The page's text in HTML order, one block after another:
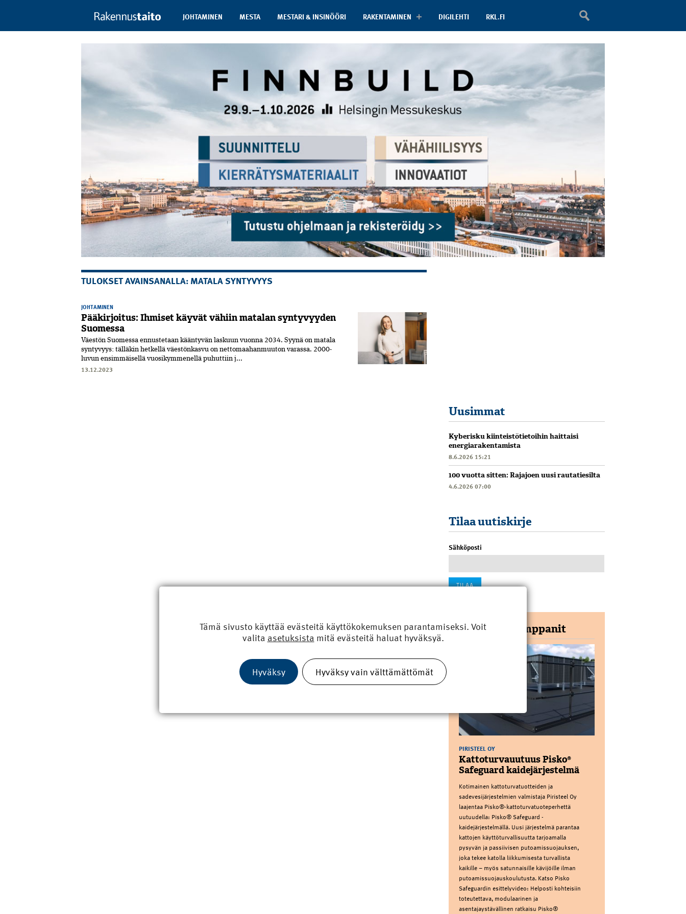
JOHTAMINEN MESTA MESTARI & INSINÖÖRI RAKENTAMINEN DIGILEHTI RKL.FI
TULOKSET AVAINSANALLA: MATALA SYNTYVYYS
JOHTAMINEN
Pääkirjoitus: Ihmiset käyvät vähiin matalan syntyvyyden
Suomessa
Väestön Suomessa ennustetaan kääntyvän laskuun vuonna 2034. Syynä on matala
syntyvyys: tälläkin hetkellä väestönkasvu on nettomaahanmuuton varassa. 2000-
luvun ensimmäisellä vuosikymmenellä puhuttiin j...
13.12.2023
Uusimmat
Kyberisku kiinteistötietoihin haittaisi
energiarakentamista
8.6.2026 15:21
100 vuotta sitten: Rajajoen uusi rautatiesilta
4.6.2026 07:00
Tilaa uutiskirje
Sähköposti
Yhteistyökumppanit
PIRISTEEL OY
Kattoturvauutuus Pisko®
Safeguard kaidejärjestelmä
Kotimainen kattoturvatuotteiden ja
sadevesijärjestelmien valmistaja Piristeel Oy
laajentaa Pisko®-kattoturvatuoteperhettä
uutuudella: Pisko® Safeguard -
kaidejärjestelmällä. Uusi järjestelmä parantaa
kattojen käyttöturvallisuutta tarjoamalla
pysyvän ja passiivisen putoamissuojauksen,
joka tekee katolla liikkumisesta turvallista
kaikille – myös satunnaisille kävijöille ilman
putoamissuojauskoulutusta. Katso Pisko
Safeguardin esittelyvideo: Helposti kohteisiin
toteutettava, modulaarinen ja
asentajaystävällinen ratkaisu Pisko®
Tämä sivusto käyttää evästeitä käyttökokemuksen parantamiseksi. Voit
valita asetuksista mitä evästeitä haluat hyväksyä.
Hyväksy Hyväksy vain välttämättömät